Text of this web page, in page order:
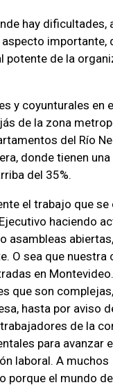
hay dificultades,
importante,
potente de la
y coyunturales en
de la zona
del Río
donde tienen
del 35%.
el trabajo que se
haciendo
asambleas abiertas,
O sea que nuestra
en
que son
hasta por aviso
de la
para avanzar
laboral. A muchos
porque el mundo